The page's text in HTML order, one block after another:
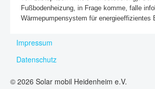
Fußbodenheizung, in Frage komme, falle
Wärmepumpensystem für energieeffizientes
Impressum
Datenschutz
© 2026 Solar mobil Heidenheim e.V.